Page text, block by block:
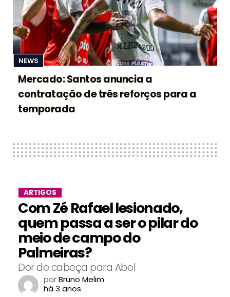
NEWS
Mercado: Santos anuncia a
contratação de três reforços para a
temporada
ARTIGOS
Com Zé Rafael lesionado,
quem passa a ser o pilar do
meio de campo do
Palmeiras?
Dor de cabeça para Abel
porBruno Melim
há 3 anos